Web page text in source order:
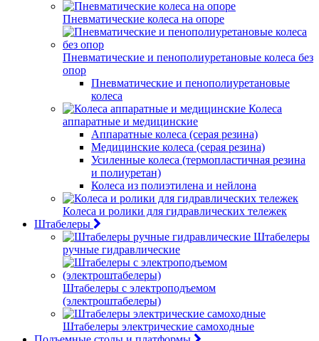
Пневматические колеса на опоре
Пневматические и пенополиуретановые колеса без
опор
Пневматические и пенополиуретановые
колеса
Колеса
аппаратные и медицинские
Аппаратные колеса (серая резина)
Медицинские колеса (серая резина)
Усиленные колеса (термопластичная резина
и полиуретан)
Колеса из полиэтилена и нейлона
Колеса и ролики для гидравлических тележек
Штабелеры
Штабелеры
ручные гидравлические
Штабелеры с электроподъемом
(электроштабелеры)
Штабелеры электрические самоходные